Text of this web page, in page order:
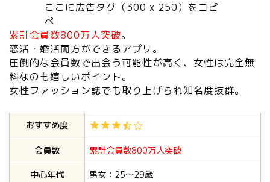
ここに広告タグ（300 x 250）をコピ
ペ
累計会員数800万人突破。
恋活・婚活両方ができるアプリ。
圧倒的な会員数で出会う可能性が高く、女性は完全無
料なのも嬉しいポイント。
女性ファッション誌でも取り上げられ知名度抜群。
おすすめ度
会員数
累計会員数800万人突破
中心年代
男女：25〜29歳